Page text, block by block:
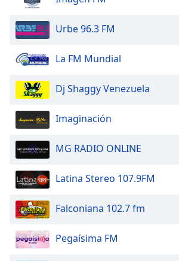
dialog
window.
Escape
cancel
close
window.
Text
Color
Opacity
Text
Background
Color
Urbe 96.3 FM
La FM Mundial
Dj Shaggy Venezuela
Imaginación
MG RADIO ONLINE
Latina Stereo 107.9FM
Falconiana 102.7 fm
Pegaísima FM